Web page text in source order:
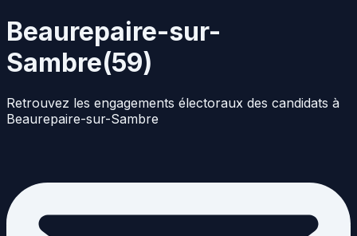
Beaurepaire-sur-
Sambre(59)
Retrouvez les engagements électoraux des candidats à
Beaurepaire-sur-Sambre